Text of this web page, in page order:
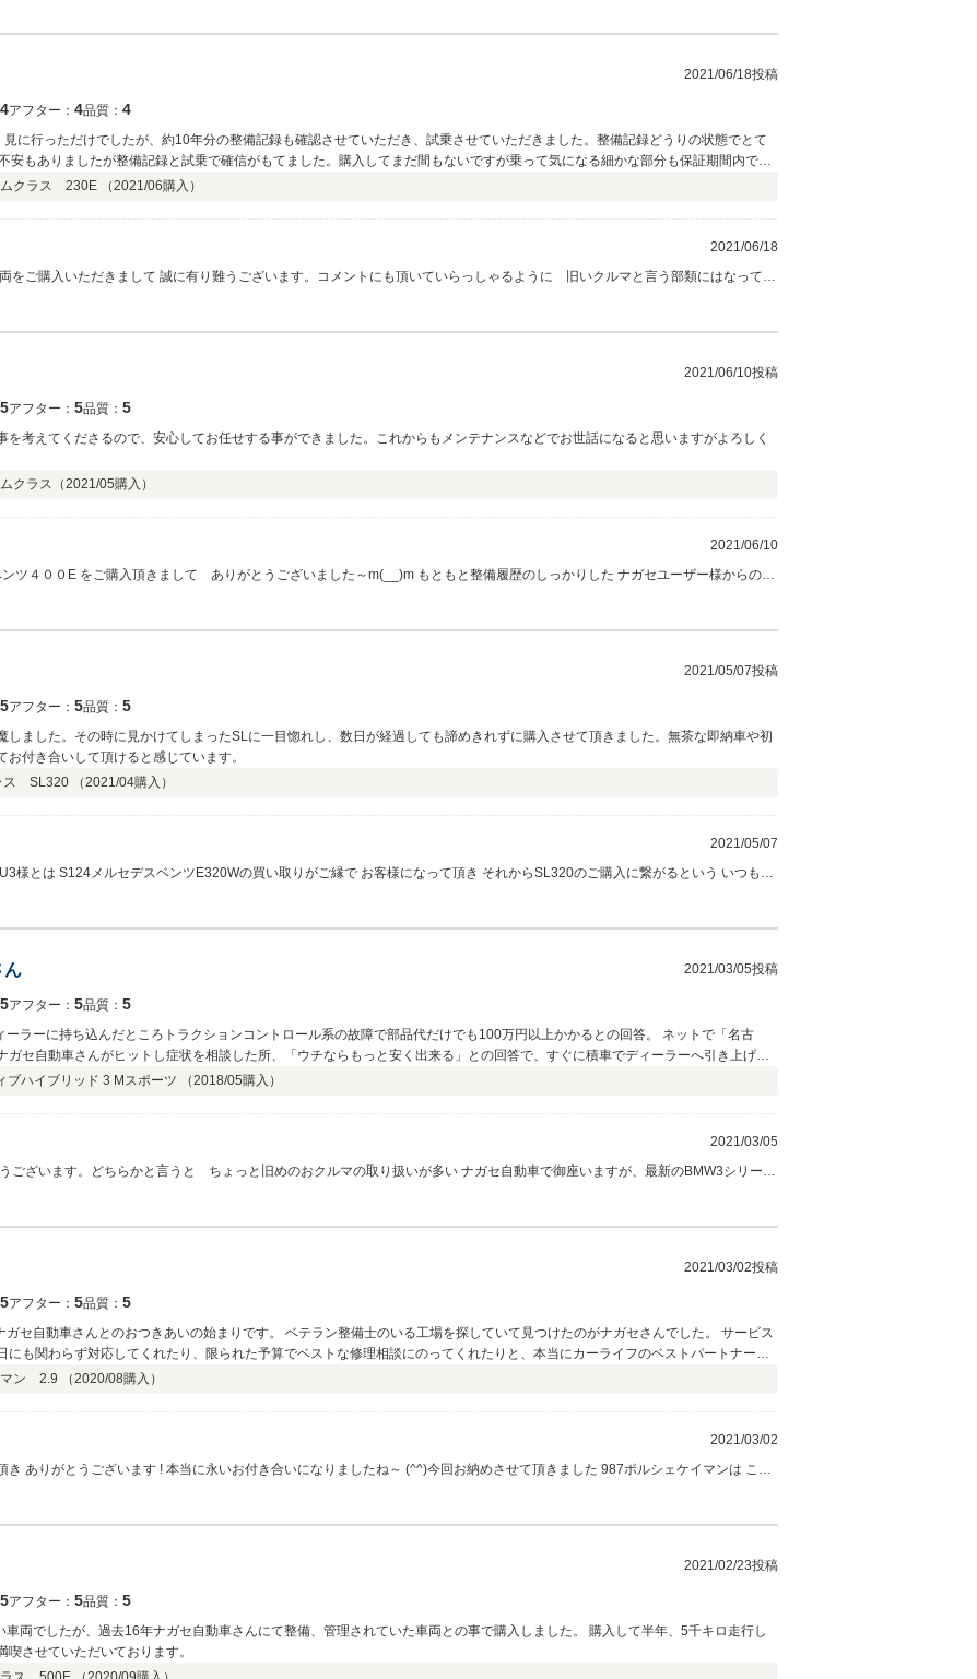
2021/06/18投稿
4アフター： 4品質： 4
に行っただけでしたが、約10年分の整備記録も確認させていただき、試乗させていただきました。整備記録どうりの状態でとて
安もありましたが整備記録と試乗で確信がもてました。購入してまだ間もないですが乗って気になる細かな部分も保証期間内で丁
心してお付き合いできると思っています。
クラス 230E （2021/06購入）
2021/06/18
をご購入いただきまして 誠に有り難うございます。コメントにも頂いていらっしゃるように 旧いクルマと言う部類にはなってし
2021/06/10投稿
5アフター： 5品質： 5
考えてくださるので、安心してお任せする事ができました。これからもメンテナンスなどでお世話になると思いますがよろしく
クラス（2021/05購入）
2021/06/10
2021/05/07投稿
5アフター： 5品質： 5
ました。その時に見かけてしまったSLに一目惚れし、数日が経過しても諦めきれずに購入させて頂きました。無茶な即納車や初
付き合いして頂けると感じています。
ス SL320 （2021/04購入）
2021/05/07
様とは S124メルセデスベンツE320Wの買い取りがご縁で お客様になって頂き それからSL320のご購入に繋がるという いつもの
ん 2021/03/05投稿
5アフター： 5品質： 5
ラーに持ち込んだところトラクションコントロール系の故障で部品代だけでも100万円以上かかるとの回答。 ネットで「名古
自動車さんがヒットし症状を相談した所、「ウチならもっと安く出来る」との回答で、すぐに積車でディーラーへ引き上げに
てくれました。 その後もトラブルなく乗れていたので、アフターサポートまで信頼できるお店だと確信し、今回アクティブハイブ
す。 サービスマンの対応について私は気になりませんが、ヤナセやレクサスディーラーのような駐車場へ入ると出迎えに来てお
の対価を払って正規ディーラーへ行かれることをオススメします（笑） 格安航空のように安全性は保証されるがサービスはそこそ
ハイブリッド 3 Mスポーツ （2018/05購入）
2021/03/05
ございます。どちらかと言うと ちょっと旧めのおクルマの取り扱いが多い ナガセ自動車で御座いますが、最新のBMW3シリーズ
2021/03/02投稿
5アフター： 5品質： 5
セ自動車さんとのおつきあいの始まりです。 ベテラン整備士のいる工場を探していて見つけたのがナガセさんでした。 サービス
も関わらず対応してくれたり、限られた予算でベストな修理相談にのってくれたりと、本当にカーライフのベストパートナーで
てきましたが、いつかはナガセさんで買った車を面倒みてもらうのがいいと思っていました。 そんな矢先、他店で購入したMINIが
た。乗ったあとの私を見て、妻が「ポルシェがいい！」と言ってくれたので、私の方があせってしまいました(笑)。 そのおかげで
のスポーツカーは満足感が違います。見てるだけでも惚れ惚れしますが、乗れば爽快なエンジン音と加速フィールを満喫できま
ン 2.9 （2020/08購入）
2021/03/02
ありがとうございます ! 本当に永いお付き合いになりましたね～ (^^)今回お納めさせて頂きました 987ポルシェケイマンは これ
2021/02/23投稿
5アフター： 5品質： 5
させていただいております。